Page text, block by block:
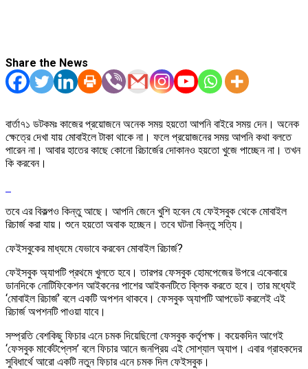
Share the News
বার্তা৭১ ডটকমঃ কাজের প্রয়োজনে অনেক সময় হয়তো আপনি বাইরে সময় দেন। অনেক
ক্ষেত্রে দেখা যায় মোবাইলে টাকা থাকে না। ফলে প্রয়োজনের সময় আপনি কথা বলতে
পারেন না। আবার হাতের কাছে কোনো রিচার্জের দোকানও হয়তো খুজে পাচ্ছেন না। তখন
কি করবেন।
তবে এর বিকল্পও কিন্তু আছে। আপনি জেনে খুশি হবেন যে ফেইসবুক থেকে মোবাইল
রিচার্জ করা যায়। শুনে হয়তো অবাক হচ্ছেন। তবে ঘটনা কিন্তু সত্যি।
ফেইসবুকের মাধ্যমে যেভাবে করবেন মোবাইল রিচার্জ?
ফেইসবুক অ্যাপটি প্রথমে খুলতে হবে। তারপর ফেসবুক হোমপেজের উপরে একেবারে
ডানদিকে নোটিফিকেশন আইকনের পাশের আইকনটিতে ক্লিক করতে হবে। তার মধ্যেই
‘মোবাইল রিচার্জ’ বলে একটি অপশন থাকবে। ফেসবুক অ্যাপটি আপডেট করলেই এই
রিচার্জ অপশনটি পাওয়া যাবে।
সম্প্রতি বেশকিছু ফিচার এনে চমক দিয়েছিলো ফেসবুক কর্তৃপক্ষ। কয়েকদিন আগেই
‘ফেসবুক মার্কেটপ্লেস’ বলে ফিচার আনে জনপ্রিয় এই সোশ্যাল অ্যাপ। এবার গ্রাহকদের
সুবিধার্থে আরো একটি নতুন ফিচার এনে চমক দিল ফেইসবুক।